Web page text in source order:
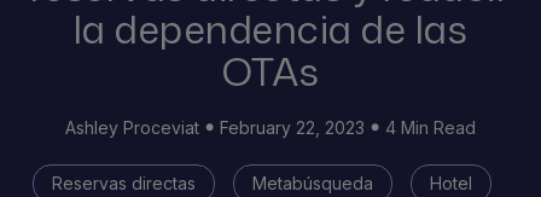
la dependencia de las
OTAs
Ashley Proceviat February 22, 2023 4 Min Read
Reservas directas Metabúsqueda Hotel